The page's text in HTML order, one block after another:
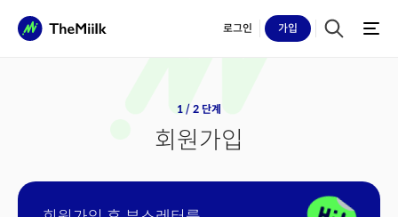
로그인 가입
1 / 2 단계
회원가입